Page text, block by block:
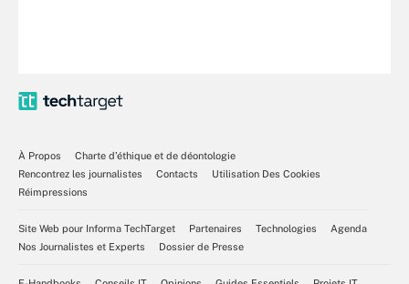
À Propos
Charte d’éthique et de déontologie
Rencontrez les journalistes
Contacts
Utilisation Des Cookies
Réimpressions
Site Web pour Informa TechTarget Partenaires Technologies
Agenda
Nos Journalistes et Experts
Dossier de Presse